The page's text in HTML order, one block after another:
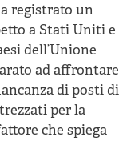
registrato un
a Stati Uniti e
dell’Unione
ad affrontare
di posti di
per la
che spiega